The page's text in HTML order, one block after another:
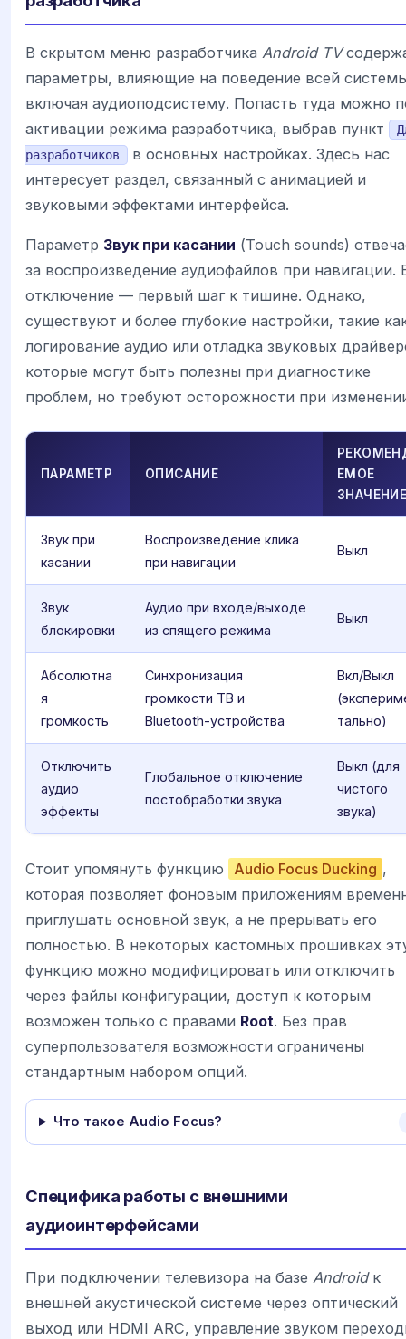
В скрытом меню разработчика Android TV
параметры, влияющие на поведение всей
включая аудиоподсистему. Попасть туда можно
активации режима разработчика, выбрав пункт
разработчиков
в основных настройках. Здесь нас
интересует раздел, связанный с анимацией и
звуковыми эффектами интерфейса.
Параметр Звук при касании (Touch sounds)
за воспроизведение аудиофайлов при навигации.
отключение — первый шаг к тишине. Однако,
существуют и более глубокие настройки, такие
логирование аудио или отладка звуковых
которые могут быть полезны при диагностике
проблем, но требуют осторожности при
ПАРАМЕТР ОПИСАНИЕ
ЕМОЕ
Звук при
касании
Воспроизведение клика
при навигации
Выкл
Звук
блокировки
Аудио при входе/выходе
из спящего режима
Выкл
Абсолютна
я
громкость
Синхронизация
громкости ТВ и
Bluetooth-устройства
Вкл/Выкл
тально)
Отключить
аудио
эффекты
Глобальное отключение
постобработки звука
Выкл (для
чистого
звука)
Стоит упомянуть функцию Audio Focus Ducking ,
которая позволяет фоновым приложениям
приглушать основной звук, а не прерывать его
полностью. В некоторых кастомных прошивках
функцию можно модифицировать или отключить
через файлы конфигурации, доступ к которым
возможен только с правами Root. Без прав
суперпользователя возможности ограничены
стандартным набором опций.
Что такое Audio Focus?
Специфика работы с внешними
аудиоинтерфейсами
При подключении телевизора на базе Androidк
внешней акустической системе через оптический
выход или HDMI ARC, управление звуком